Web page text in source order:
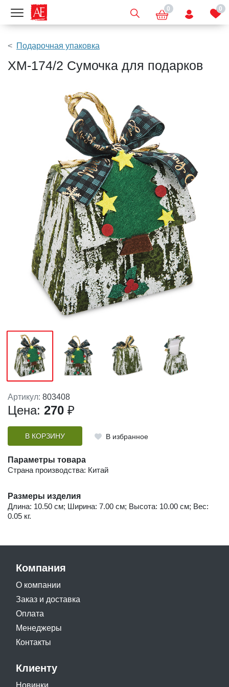
Показать меню 0 0
Подарочная упаковка
XM-174/2 Сумочка для подарков
Артикул: 803408
Цена: 270 ₽
В КОРЗИНУ В избранное
Параметры товара
Страна производства: Китай
Размеры изделия
Длина: 10.50 см; Ширина: 7.00 см; Высота: 10.00 см; Вес:
0.05 кг.
Компания
О компании
Заказ и доставка
Оплата
Менеджеры
Контакты
Клиенту
Новинки